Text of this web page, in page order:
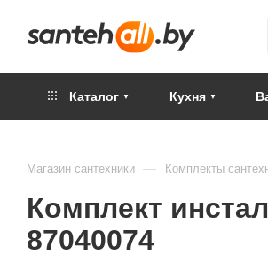
Каталог Кухня
Магазин сантехники — Комплекты
Комплект
87040074